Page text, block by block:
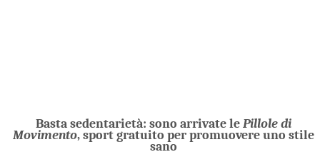
Basta sedentarietà: sono arrivate lePillole di
Movimento, sport gratuito per promuovere uno stile
sano